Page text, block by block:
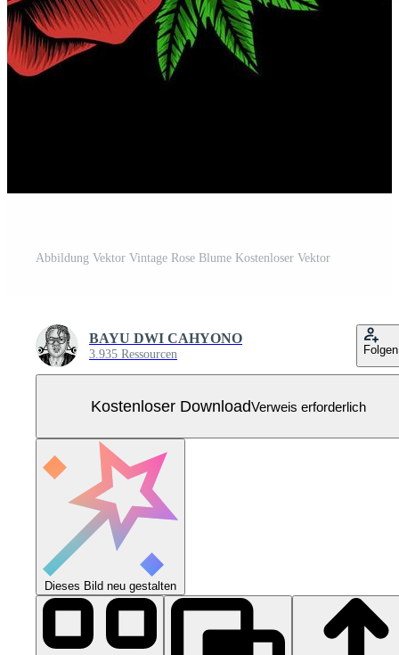
Abbildung Vektor Vintage Rose Blume Kostenloser Vektor
BAYU DWI CAHYONO
3.935 Ressourcen Folgen
Kostenloser DownloadVerweis erforderlich
Dieses Bild neu gestalten